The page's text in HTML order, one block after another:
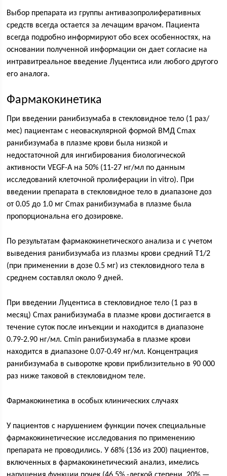
Выбор препарата из группы антивазопролиферативных
средств всегда остается за лечащим врачом. Пациента
всегда подробно информируют обо всех особенностях, на
основании полученной информации он дает согласие на
интравитреальное введение Луцентиса или любого другого
его аналога.
Фармакокинетика
При введении ранибизумаба в стекловидное тело (1 раз/
мес) пациентам с неоваскулярной формой ВМД Сmax
ранибизумаба в плазме крови была низкой и
недостаточной для ингибирования биологической
активности VEGF-А на 50% (11-27 нг/мл по данным
исследований клеточной пролиферации in vitro). При
введении препарата в стекловидное тело в диапазоне доз
от 0.05 до 1.0 мг Сmax ранибизумаба в плазме была
пропорциональна его дозировке.
По результатам фармакокинетического анализа и с учетом
выведения ранибизумаба из плазмы крови средний T1/2
(при применении в дозе 0.5 мг) из стекловидного тела в
среднем составлял около 9 дней.
При введении Луцентиса в стекловидное тело (1 раз в
месяц) Сmax ранибизумаба в плазме крови достигается в
течение суток после инъекции и находится в диапазоне
0.79-2.90 нг/мл. Сmin ранибизумаба в плазме крови
находится в диапазоне 0.07-0.49 нг/мл. Концентрация
ранибизумаба в сыворотке крови приблизительно в 90 000
раз ниже таковой в стекловидном теле.
Фармакокинетика в особых клинических случаях
У пациентов с нарушением функции почек специальные
фармакокинетические исследования по применению
препарата не проводились. У 68% (136 из 200) пациентов,
включенных в фармакокинетический анализ, имелись